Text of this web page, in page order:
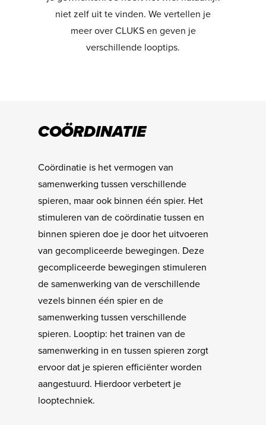
niet zelf uit te vinden. We vertellen je
meer over CLUKS en geven je
verschillende looptips.
COÖRDINATIE
Coördinatie is het vermogen van
samenwerking tussen verschillende
spieren, maar ook binnen één spier. Het
stimuleren van de coördinatie tussen en
binnen spieren doe je door het uitvoeren
van gecompliceerde bewegingen. Deze
gecompliceerde bewegingen stimuleren
de samenwerking van de verschillende
vezels binnen één spier en de
samenwerking tussen verschillende
spieren. Looptip: het trainen van de
samenwerking in en tussen spieren zorgt
ervoor dat je spieren efficiënter worden
aangestuurd. Hierdoor verbetert je
looptechniek.